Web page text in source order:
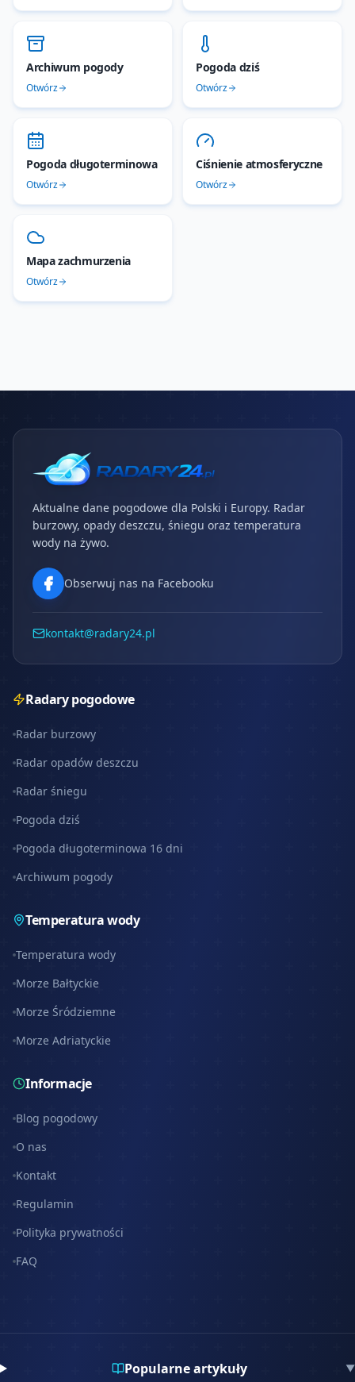
Archiwum pogody
Otwórz
Pogoda dziś
Otwórz
Pogoda długoterminowa
Otwórz
Ciśnienie atmosferyczne
Otwórz
Mapa zachmurzenia
Otwórz
Aktualne dane pogodowe dla Polski i Europy. Radar
burzowy, opady deszczu, śniegu oraz temperatura
wody na żywo.
Obserwuj nas na Facebooku
kontakt@radary24.pl
Radary pogodowe
Radar burzowy
Radar opadów deszczu
Radar śniegu
Pogoda dziś
Pogoda długoterminowa 16 dni
Archiwum pogody
Temperatura wody
Temperatura wody
Morze Bałtyckie
Morze Śródziemne
Morze Adriatyckie
Informacje
Blog pogodowy
O nas
Kontakt
Regulamin
Polityka prywatności
FAQ
Popularne artykuły ▼